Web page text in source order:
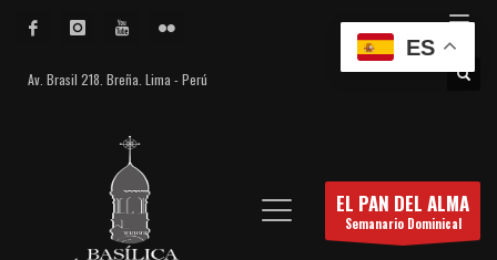
Av. Brasil 218. Breña. Lima - Perú
EL PAN DEL ALMA
Semanario Dominical
ES